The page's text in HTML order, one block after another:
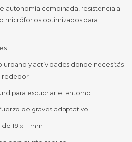
autonomía combinada, resistencia al
micrófonos optimizados para
urbano y actividades donde necesitás
para escuchar el entorno
de graves adaptativo
18 x 11 mm